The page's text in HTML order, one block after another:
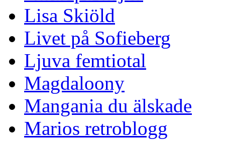
Lisa Skiöld
Livet på Sofieberg
Ljuva femtiotal
Magdaloony
Mangania du älskade
Marios retroblogg